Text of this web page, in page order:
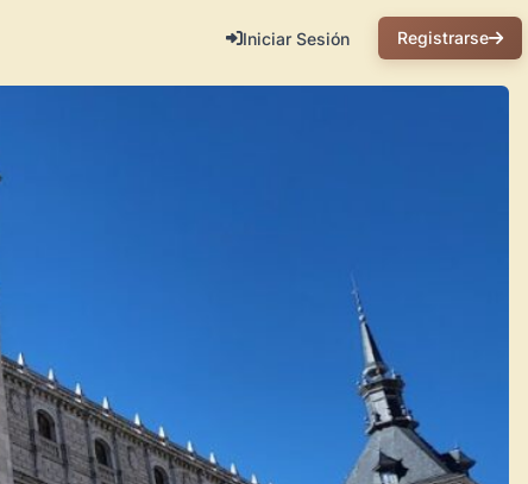
Iniciar Sesión Registrarse